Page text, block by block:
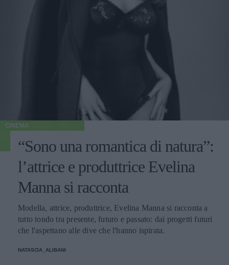
CINEMA
“Sono una romantica di natura”:
l’attrice e produttrice Evelina
Manna si racconta
Modella, attrice, produttrice, Evelina Manna si racconta a
tutto tondo tra presente, futuro e passato: dai progetti futuri
che l'aspettano alle dive che l'hanno ispirata.
NATASCIA_ALIBANI